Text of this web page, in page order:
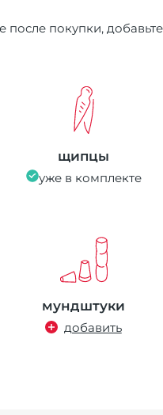
после покупки,
щипцы
уже в комплекте
мундштуки
добавить